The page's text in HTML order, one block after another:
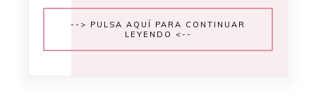
--> PULSA AQUÍ PARA CONTINUAR
LEYENDO <--